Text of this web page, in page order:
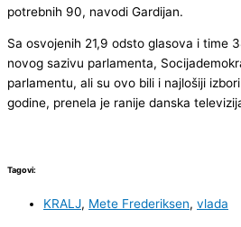
potrebnih 90, navodi Gardijan.
Sa osvojenih 21,9 odsto glasova i time
novog sazivu parlamenta,
parlamentu, ali su ovo bili i najlošiji
godine, prenela je ranije danska
Tagovi:
KRALJ, Mete Frederiksen, vlada